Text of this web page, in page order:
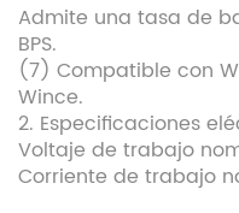
Admite una tasa de
BPS.
(7) Compatible con
Wince.
2. Especificaciones
Voltaje de trabajo
Corriente de trabajo